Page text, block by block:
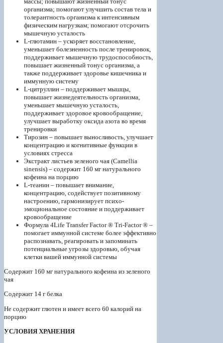
организма; помогают улучшить состав тела и
толерантность организма к интенсивным
физическим нагрузкам; помогают отсрочить
мышечную усталость
L-глютамин – ускоряет восстановление,
уменьшает болезненность после тренировок,
поддерживает мышечную трудоспособность,
повышает жизненный тонус организма, а
также поддерживает здоровье кишечника и
иммунную систему
L-цитруллин – поддерживает мышцы,
повышает жизнедеятельность организма,
уменьшает мышечную усталость,
поддерживает здоровое кровообращение,
улучшает выработку оксида азота во время
тренировки
Тирозин – повышает выносливость, улучшает
концентрацию и когнитивные функции в
условиях стресса
Экстракт листьев зеленого чая (Camellia
sinensis) – содержит 160 мг натурального
кофеина на порцию
L-теанин – повышает внимание,
концентрацию, содействует позитивному
настроению, гармонизирует психо-
эмоциональное состояние и поддерживает
кровообращение
Формула 4Life Transfer Factor ® Tri-Factor ® –
помогает иммунной системе более эффективно
распознавать, реагировать и запоминать
потенциальные угрозы здоровью, обучая
клетки вашей иммунной системы
Содержит 160 мг натурального кофеина из зеленого
чая
Содержит 14 г белка
Не содержит глютен и имеет всего 60 калорий на
порцию
УСЛОВИЯ ХРАНЕНИЯ